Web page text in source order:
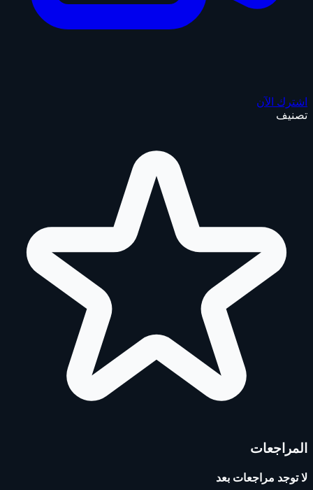
اشترك الآن
تصنيف
المراجعات
لا توجد مراجعات بعد